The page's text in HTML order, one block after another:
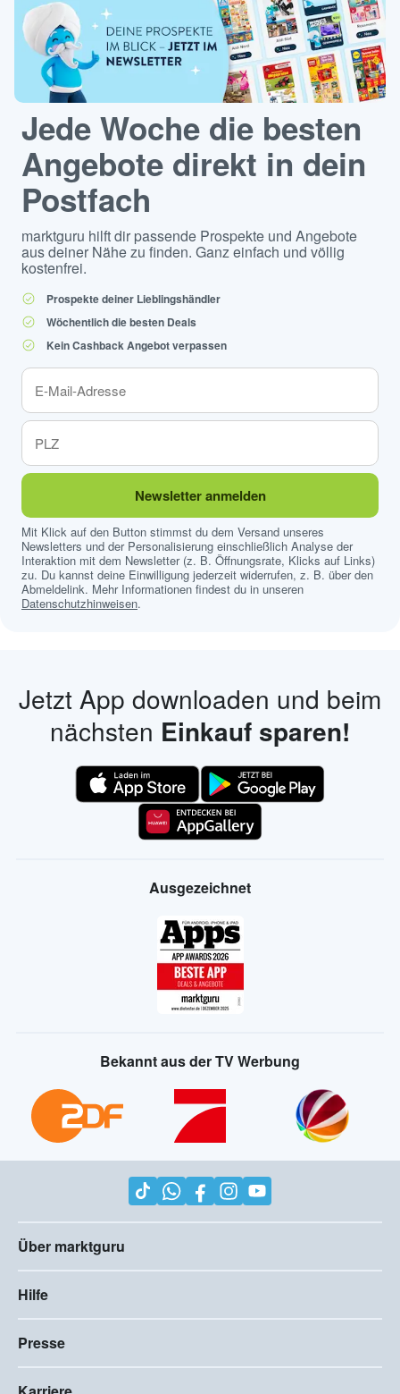
Jede Woche die besten
Angebote direkt in dein
Postfach
marktguru hilft dir passende Prospekte und Angebote
aus deiner Nähe zu finden. Ganz einfach und völlig
kostenfrei.
Prospekte deiner Lieblingshändler
Wöchentlich die besten Deals
Kein Cashback Angebot verpassen
Newsletter anmelden
Mit Klick auf den Button stimmst du dem Versand unseres
Newsletters und der Personalisierung einschließlich Analyse der
Interaktion mit dem Newsletter (z. B. Öffnungsrate, Klicks auf Links)
zu. Du kannst deine Einwilligung jederzeit widerrufen, z. B. über den
Abmeldelink. Mehr Informationen findest du in unseren
Datenschutzhinweisen.
Jetzt App downloaden und beim
nächsten Einkauf sparen!
Ausgezeichnet
Bekannt aus der TV Werbung
Über marktguru
Hilfe
Presse